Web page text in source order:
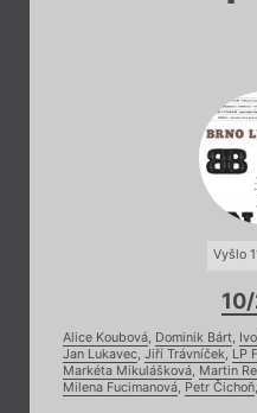
Vyšlo
Alice Koubová, Dominik Bárt,
Jan Lukavec, Jiří Trávníček, LP
Markéta Mikulášková, Martin
Milena Fucimanová, Petr Čichoň,